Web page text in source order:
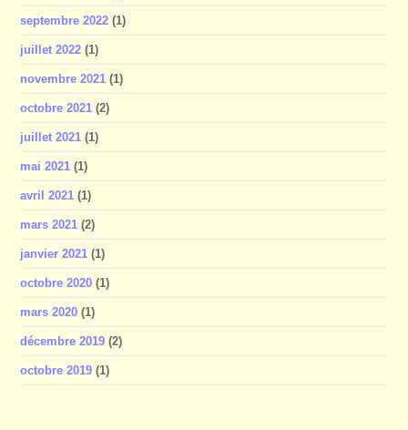
septembre 2022 (1)
juillet 2022 (1)
novembre 2021 (1)
octobre 2021 (2)
juillet 2021 (1)
mai 2021 (1)
avril 2021 (1)
mars 2021 (2)
janvier 2021 (1)
octobre 2020 (1)
mars 2020 (1)
décembre 2019 (2)
octobre 2019 (1)